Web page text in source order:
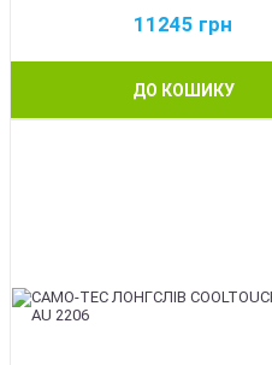
11245 грн
ДО КОШИКУ